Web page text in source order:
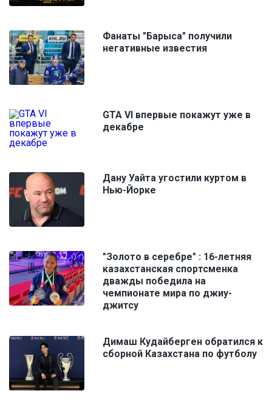
Фанаты "Барыса" получили
негативные известия
GTA VI впервые покажут уже в
декабре
Дану Уайта угостили куртом в
Нью-Йорке
"Золото в серебре" : 16-летняя
казахстанская спортсменка
дважды победила на
чемпионате мира по джиу-
джитсу
Димаш Кудайберген обратился к
сборной Казахстана по футболу